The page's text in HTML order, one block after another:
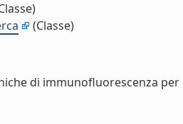
(Classe)
di immunofluorescenza